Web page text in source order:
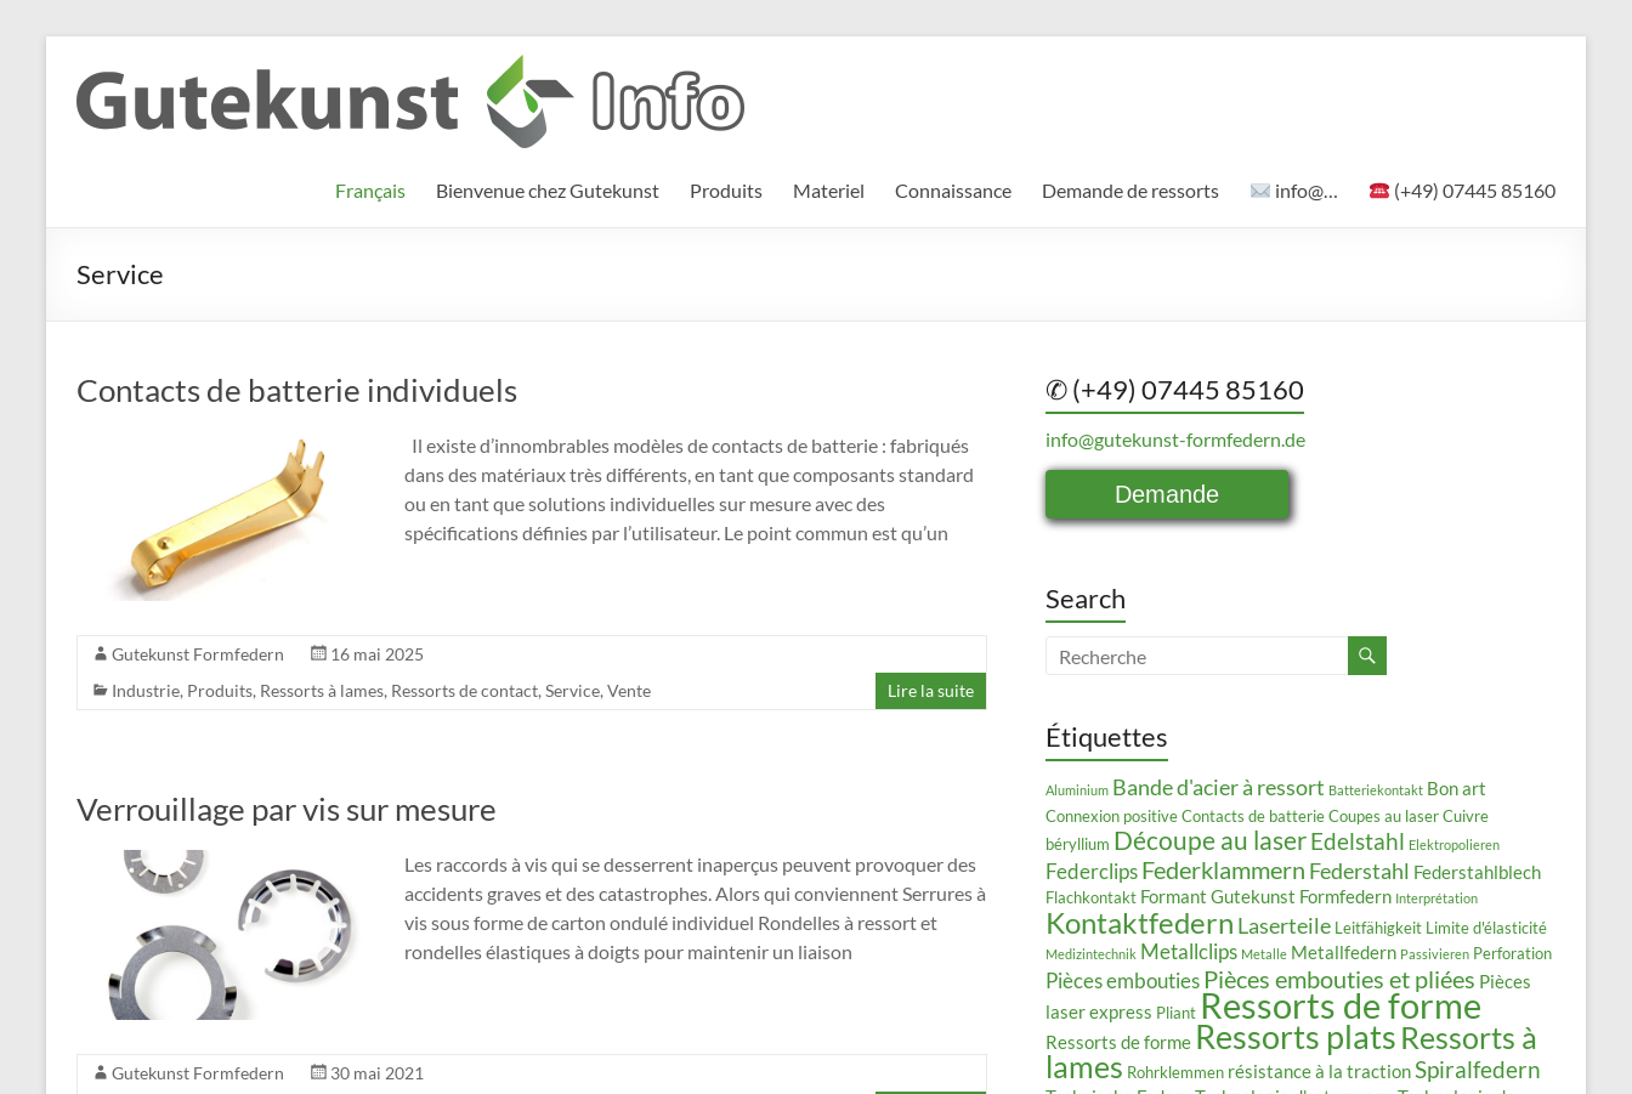
contenu
Gutekunst
Formfedern
Informationen
und
Wissenswertes
Français Bienvenue chez Gutekunst Produits Materiel Connaissance Demande de ressorts info@… (+49) 07445 85160
Service
Contacts de batterie individuels
Il existe d’innombrables modèles de contacts de batterie : fabriqués
dans des matériaux très différents, en tant que composants standard
ou en tant que solutions individuelles sur mesure avec des
spécifications définies par l’utilisateur. Le point commun est qu’un
Gutekunst Formfedern
16 mai 2025
Industrie, Produits, Ressorts à lames, Ressorts de contact, Service, Vente Lire la suite
Verrouillage par vis sur mesure
Les raccords à vis qui se desserrent inaperçus peuvent provoquer des
accidents graves et des catastrophes. Alors qui conviennent Serrures à
vis sous forme de carton ondulé individuel Rondelles à ressort et
rondelles élastiques à doigts pour maintenir un liaison
Gutekunst Formfedern
30 mai 2021
✆ (+49) 07445 85160
info@gutekunst-formfedern.de
Demande
Search
Étiquettes
Aluminium Bande d'acier à ressort Batteriekontakt Bon art
Connexion positiveContacts de batterieCoupes au laserCuivre
béryllium Découpe au laserEdelstahl Elektropolieren
FederclipsFederklammern Federstahl Federstahlblech
Flachkontakt Formant Gutekunst Formfedern Interprétation
Kontaktfedern Laserteile Leitfähigkeit Limite d'élasticité
Medizintechnik Metallclips Metalle Metallfedern Passivieren Perforation
Pièces embouties Pièces embouties et pliées Pièces
laser express Pliant Ressorts de forme
Ressorts de forme Ressorts plats Ressorts à
lames Rohrklemmen résistance à la tractionSpiralfedern